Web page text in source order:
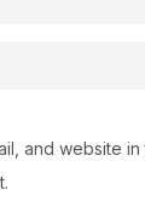
and website